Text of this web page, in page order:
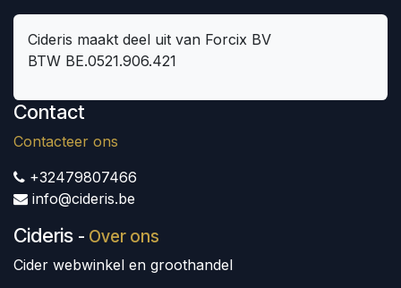
Cideris maakt deel uit van Forcix BV
BTW BE.0521.906.421
Contact
Contacteer ons
+32479807466
info@cideris.be
Cideris - Over ons
Cider webwinkel en groothandel